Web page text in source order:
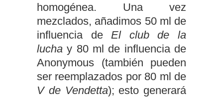
homogénea. Una vez
mezclados, añadimos 50 ml de
influencia de El club de la
lucha y 80 ml de influencia de
Anonymous (también pueden
ser reemplazados por 80 ml de
V de Vendetta); esto generará